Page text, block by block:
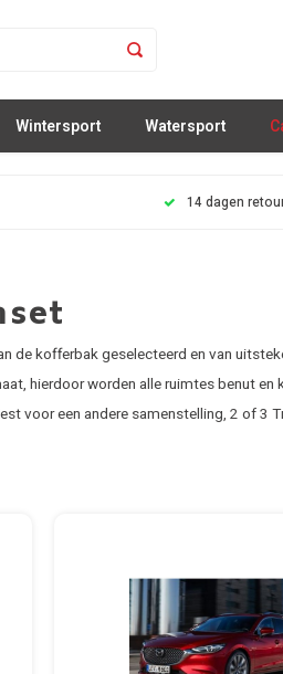
Wintersport Watersport
14 dagen
de kofferbak geselecteerd en van
hierdoor worden alle ruimtes benut en
voor een andere samenstelling, 2 of 3